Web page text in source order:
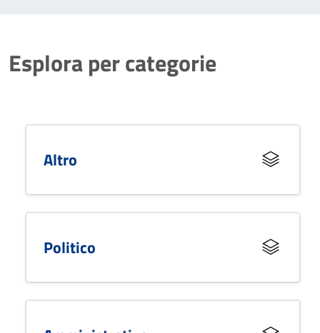
Esplora per categorie
Altro
Politico